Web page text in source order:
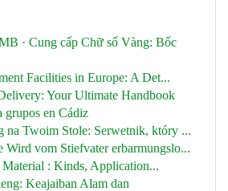
· Cung cấp Chữ số Vàng: Bốc
Facilities in Europe: A Det...
Your Ultimate Handbook
grupos en Cádiz
na Twoim Stole: Serwetnik, który ...
Wird vom Stiefvater erbarmungslo...
: Kinds, Application...
Keajaiban Alam dan